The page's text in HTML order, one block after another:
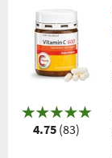
4.75 (83)